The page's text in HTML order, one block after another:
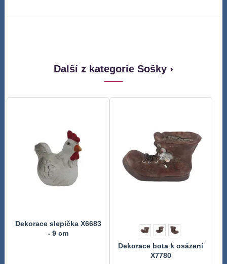
Další z kategorie Sošky ›
Dekorace slepička X6683
- 9 cm
Dekorace bota k osázení
X7780